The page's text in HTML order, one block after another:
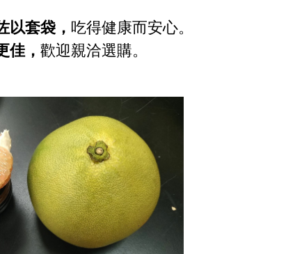
以套袋， 吃得健康而安心。
佳， 歡迎親洽選購。